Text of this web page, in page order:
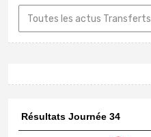
Toutes les actus Transferts
Résultats Journée 34